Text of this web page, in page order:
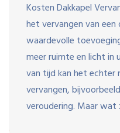
Kosten Dakkapel
het vervangen van een
waardevolle
meer ruimte en licht in
van tijd kan het echter
vervangen,
veroudering. Maar